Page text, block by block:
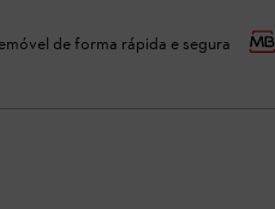
de forma rápida e segura